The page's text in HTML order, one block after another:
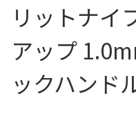
リットナイ
アップ
ックハンド